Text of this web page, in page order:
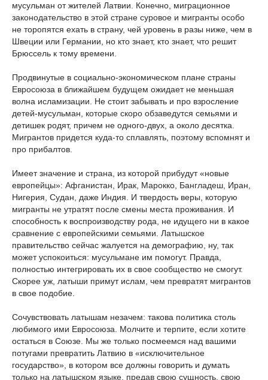
мусульман от жителей Латвии. Конечно, миграционное
законодательство в этой стране суровое и мигранты особо
не торопятся ехать в страну, чей уровень в разы ниже, чем в
Швеции или Германии, но кто знает, кто знает, что решит
Брюссель к тому времени.
Продвинутые в социально-экономическом плане страны
Евросоюза в ближайшем будущем ожидает не меньшая
волна исламизации. Не стоит забывать и про взросление
детей-мусульман, которые скоро обзаведутся семьями и
детишек родят, причем не одного-двух, а около десятка.
Мигрантов придется куда-то сплавлять, поэтому вспомнят и
про прибалтов.
Имеет значение и страна, из которой прибудут «новые
европейцы»: Афганистан, Ирак, Марокко, Бангладеш, Иран,
Нигерия, Судан, даже Индия. И твердость веры, которую
мигранты не утратят после смены места проживания. И
способность к воспроизводству рода, не идущего ни в какое
сравнение с европейскими семьями. Латышское
правительство сейчас жалуется на демографию, ну, так
может успокоиться: мусульмане им помогут. Правда,
полностью интегрировать их в свое сообщество не смогут.
Скорее уж, латыши примут ислам, чем превратят мигрантов
в свое подобие.
Сочувствовать латышам незачем: такова политика столь
любимого ими Евросоюза. Молчите и терпите, если хотите
остаться в Союзе. Мы же только посмеемся над вашими
потугами превратить Латвию в «исключительное
государство», в котором все должны говорить и думать
только на латышском языке, предав свою сущность, свою